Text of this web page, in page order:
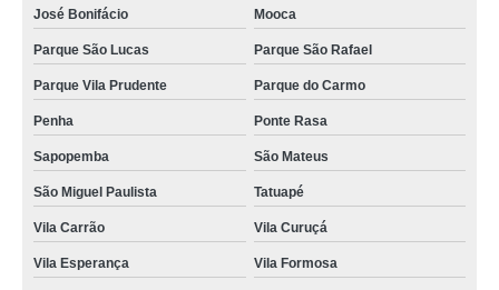
José Bonifácio Mooca
Parque São Lucas Parque São Rafael
Parque Vila Prudente Parque do Carmo
Penha Ponte Rasa
Sapopemba São Mateus
São Miguel Paulista Tatuapé
Vila Carrão Vila Curuçá
Vila Esperança Vila Formosa